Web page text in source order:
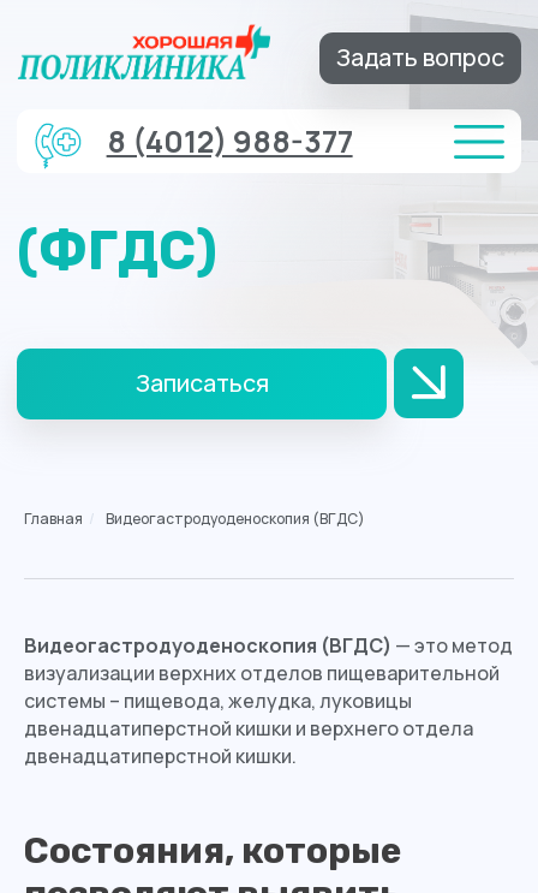
Задать вопрос
(ФГДС)
Записаться
Главная / Видеогастродуоденоскопия (ВГДС)
Видеогастродуоденоскопия (ВГДС) — это метод
визуализации верхних отделов пищеварительной
системы – пищевода, желудка, луковицы
двенадцатиперстной кишки и верхнего отдела
двенадцатиперстной кишки.
Состояния, которые